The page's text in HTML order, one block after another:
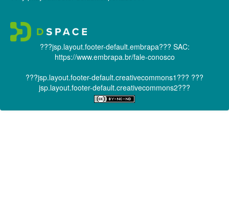
???jsp.layout.footer-default.embrapa??? SAC:
https://www.embrapa.br/fale-conosco
???jsp.layout.footer-default.creativecommons1??? ???
jsp.layout.footer-default.creativecommons2???